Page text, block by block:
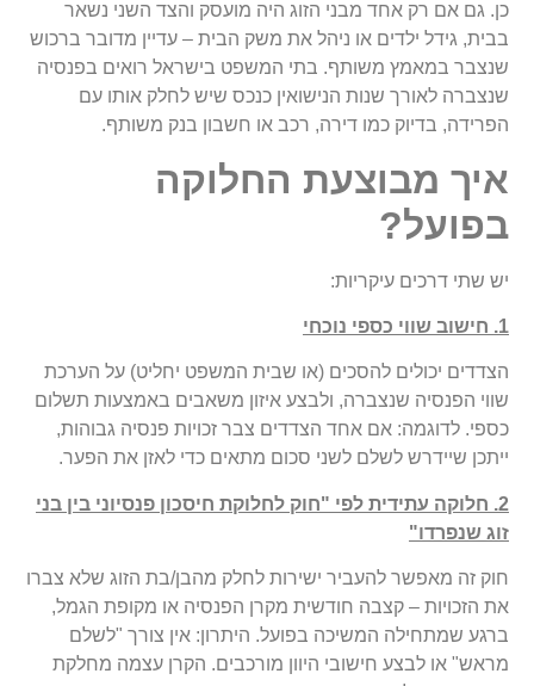
כן. גם אם רק אחד מבני הזוג היה מועסק והצד השני נשאר
בבית, גידל ילדים או ניהל את משק הבית – עדיין מדובר ברכוש
שנצבר במאמץ משותף. בתי המשפט בישראל רואים בפנסיה
שנצברה לאורך שנות הנישואין כנכס שיש לחלק אותו עם
הפרידה, בדיוק כמו דירה, רכב או חשבון בנק משותף.
איך מבוצעת החלוקה
בפועל?
יש שתי דרכים עיקריות:
1. חישוב שווי כספי נוכחי
הצדדים יכולים להסכים (או שבית המשפט יחליט) על הערכת
שווי הפנסיה שנצברה, ולבצע איזון משאבים באמצעות תשלום
כספי. לדוגמה: אם אחד הצדדים צבר זכויות פנסיה גבוהות,
ייתכן שיידרש לשלם לשני סכום מתאים כדי לאזן את הפער.
2. חלוקה עתידית לפי "חוק לחלוקת חיסכון פנסיוני בין בני
זוג שנפרדו"
חוק זה מאפשר להעביר ישירות לחלק מהבן/בת הזוג שלא צברו
את הזכויות – קצבה חודשית מקרן הפנסיה או מקופת הגמל,
ברגע שמתחילה המשיכה בפועל. היתרון: אין צורך "לשלם
מראש" או לבצע חישובי היוון מורכבים. הקרן עצמה מחלקת